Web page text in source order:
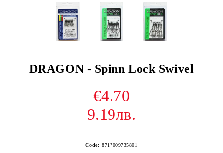
DRAGON - Spinn Lock Swivel
€4.70
9.19лв.
Code: 8717009735801